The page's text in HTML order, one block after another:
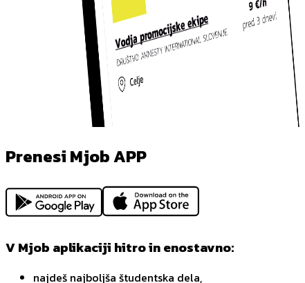
Prenesi Mjob APP
V Mjob aplikaciji hitro in enostavno:
najdeš najboljša študentska dela,